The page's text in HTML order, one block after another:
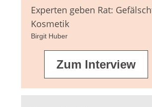
Fragen
Weiterführende
Experten geben Rat:
Kosmetik
Birgit Huber
Zum Interview